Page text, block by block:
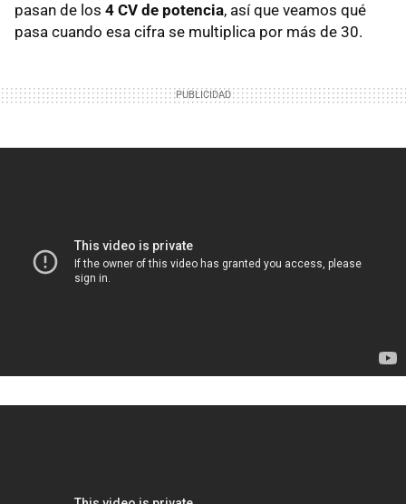
pasan de los 4 CV de potencia, así que veamos qué
pasa cuando esa cifra se multiplica por más de 30.